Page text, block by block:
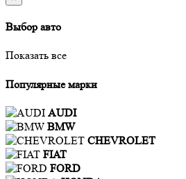
Выбор авто
Показать все
Популярные марки
AUDI
BMW
CHEVROLET
FIAT
FORD